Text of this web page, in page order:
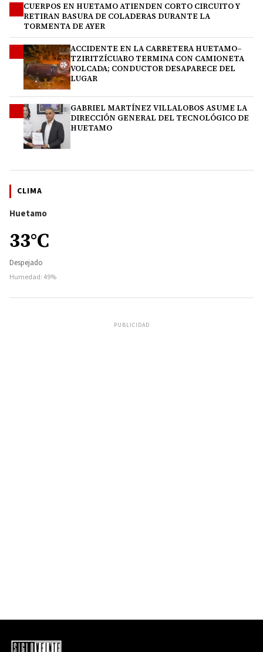
CUERPOS EN HUETAMO ATIENDEN CORTO CIRCUITO Y
RETIRAN BASURA DE COLADERAS DURANTE LA
TORMENTA DE AYER
ACCIDENTE EN LA CARRETERA HUETAMO–
TZIRITZÍCUARO TERMINA CON CAMIONETA
VOLCADA; CONDUCTOR DESAPARECE DEL
LUGAR
GABRIEL MARTÍNEZ VILLALOBOS ASUME LA
DIRECCIÓN GENERAL DEL TECNOLÓGICO DE
HUETAMO
CLIMA
Huetamo
33°C
Despejado
Humedad: 49%
PUBLICIDAD